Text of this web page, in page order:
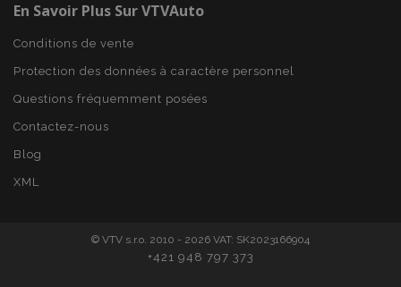
En Savoir Plus Sur VTVAuto
Conditions de vente
Protection des données à caractère personnel
Questions fréquemment posées
Contactez-nous
Blog
XML
© VTV s.r.o. 2010 - 2026 VAT: SK2023166904
+421 948 797 373